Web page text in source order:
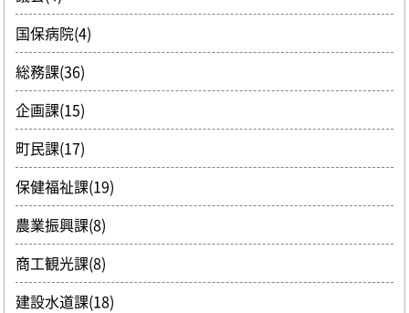
国保病院(4)
総務課(36)
企画課(15)
町民課(17)
保健福祉課(19)
農業振興課(8)
商工観光課(8)
建設水道課(18)